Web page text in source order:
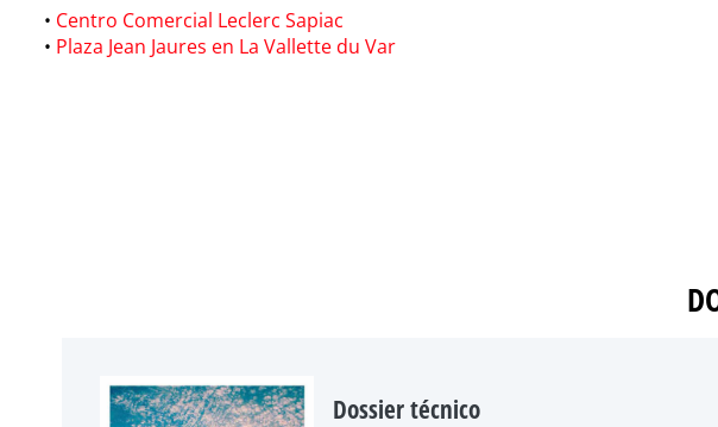
• Centro Comercial Leclerc Sapiac
• Plaza Jean Jaures en La Vallette du Var
Dossier técnico